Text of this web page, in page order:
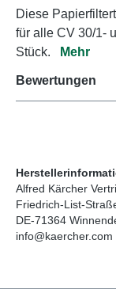
Diese
für alle CV 30/1-
Stück.
Mehr
Bewertungen
Alfred Kärcher
Friedrich-List-
DE-71364
info@kaercher.com